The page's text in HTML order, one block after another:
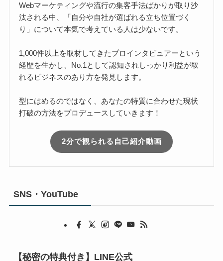
Webマーケティングや流行の集客手法ばかりが取り沙
汰される中、「自分や自社が選ばれる立ち位置づく
り」について本気で考えている人は少ないです。
1,000件以上を取材してきたプロインタビュアーという
経歴を生かし、No.1として認知されしっかり利益が取
れるビジネスのあり方を発見します。
型にはめるのではなく、あなたの特質に合わせた現状
打破の方法をプロデュースしていきます！
2分で観られる自己紹介動画
SNS・YouTube
【秘密の特典付き】LINE公式